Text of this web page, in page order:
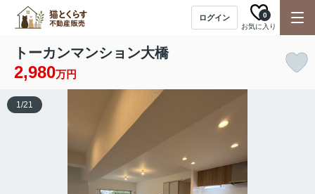
ログイン
お気に入り
0
トーカンマンション大橋
2,980万円
1/21